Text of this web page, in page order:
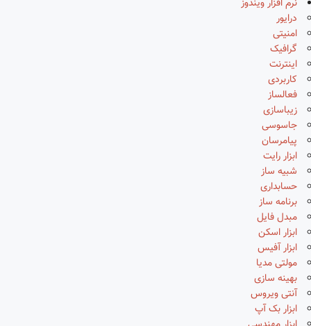
نرم افزار ویندوز
درایور
امنیتی
گرافیک
اینترنت
کاربردی
فعالساز
زیباسازی
جاسوسی
پیامرسان
ابزار رایت
شبیه ساز
حسابداری
برنامه ساز
مبدل فایل
ابزار اسکن
ابزار آفیس
مولتی مدیا
بهینه سازی
آنتی ویروس
ابزار بک آپ